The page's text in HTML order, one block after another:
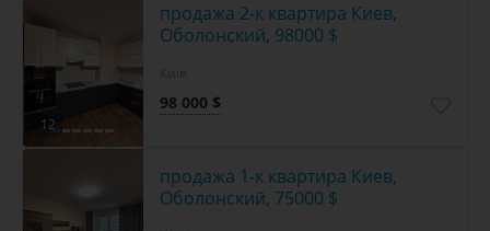
12
продажа 2-к квартира Киев,
Оболонский, 98000 $
98 000 $
продажа 1-к квартира Киев,
Оболонский, 75000 $